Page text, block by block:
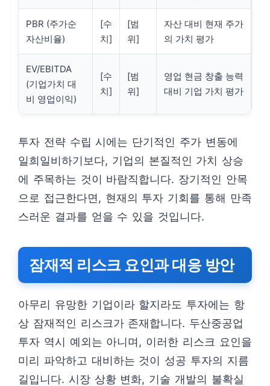
PBR (주가순
자산비율)
[수
치]
[범
위]
자산 대비 현재 주가
의 가치 평가
EV/EBITDA
(기업가치 대
비 영업이익)
[수
치]
[범
위]
영업 현금 창출 능력
대비 기업 가치 평가
투자 전략 수립 시에는 단기적인 주가 변동에
일희일비하기보다, 기업의 본질적인 가치 상승
에 주목하는 것이 바람직합니다. 장기적인 안목
으로 접근한다면, 현재의 투자 기회를 통해 만족
스러운 결과를 얻을 수 있을 것입니다.
잠재적 리스크 요인과 대응 방안
아무리 유망한 기업이라 할지라도 투자에는 항
상 잠재적인 리스크가 존재합니다. 두산중공업
투자 역시 예외는 아니며, 이러한 리스크 요인을
미리 파악하고 대비하는 것이 성공 투자의 지름
길입니다. 시장 상황 변화, 기술 개발의 불확실